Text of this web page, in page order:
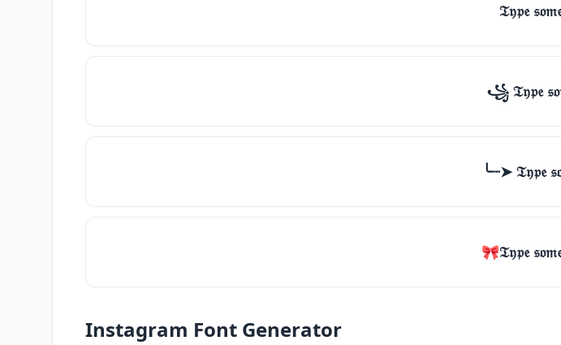
𝔗𝔶𝔭𝔢
꧁ 𝔗𝔶𝔭𝔢
╰┈➤ 𝔗𝔶𝔭𝔢
🎀𝔗𝔶𝔭𝔢
Instagram Font Generator